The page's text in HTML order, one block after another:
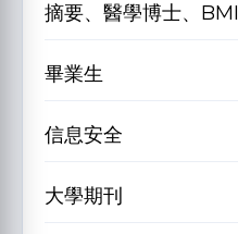
摘要、醫學博士、BMI
畢業生
信息安全
大學期刊